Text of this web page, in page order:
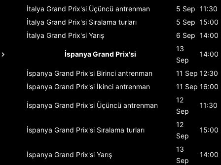
İtalya Grand Prix'si Üçüncü antrenman 5 Sep 11:30
İtalya Grand Prix'si Sıralama turları 5 Sep 15:00
İtalya Grand Prix'si Yarış 6 Sep 14:00
İspanya Grand Prix'si
13
Sep
14:00
İspanya Grand Prix'si Birinci antrenman 11 Sep 12:30
İspanya Grand Prix'si İkinci antrenman 11 Sep 16:00
İspanya Grand Prix'si Üçüncü antrenman
12
Sep
11:30
İspanya Grand Prix'si Sıralama turları
12
Sep
15:00
İspanya Grand Prix'si Yarış
13
Sep
14:00